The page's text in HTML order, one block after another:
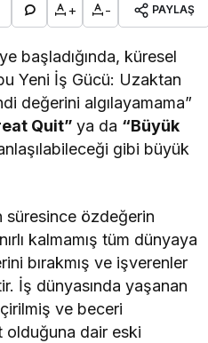
+ - PAYLAŞ
başladığında, küresel
Yeni İş Gücü: Uzaktan
değerini algılayamama”
Quit”ya da “Büyük
gibi büyük
süresince özdeğerin
kalmamış tüm dünyaya
bırakmış ve işverenler
İş dünyasında yaşanan
ve beceri
olduğuna dair eski